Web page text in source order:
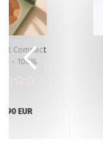
Compact
- 100%
EUR